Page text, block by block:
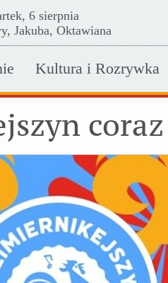
6 sierpnia
Jakuba, Oktawiana
Kultura i Rozrywka